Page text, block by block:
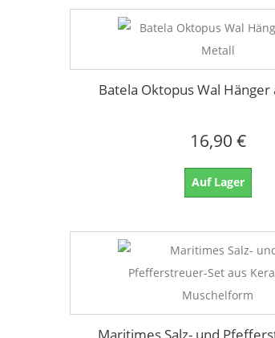
Batela Oktopus Wal Hänger
16,90 €
Auf Lager